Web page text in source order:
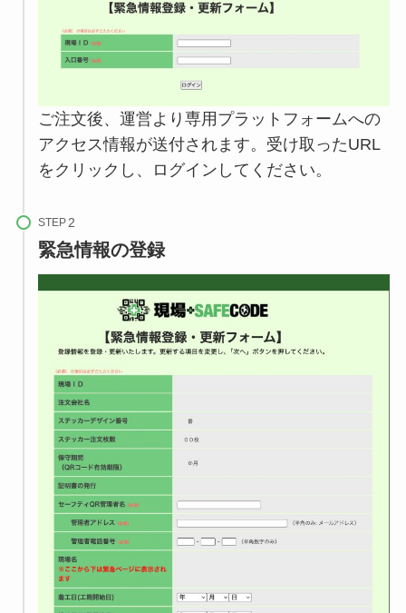
ご注文後、運営より専用プラットフォームへの
アクセス情報が送付されます。受け取ったURL
をクリックし、ログインしてください。
STEP
緊急情報の登録